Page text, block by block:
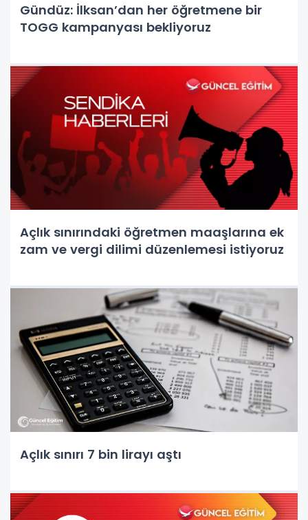
Gündüz: İlksan’dan her öğretmene bir
TOGG kampanyası bekliyoruz
Açlık sınırındaki öğretmen maaşlarına ek
zam ve vergi dilimi düzenlemesi istiyoruz
Açlık sınırı 7 bin lirayı aştı